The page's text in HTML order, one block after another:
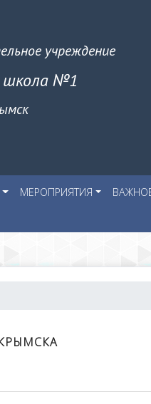
учреждение
школа №1
МЕРОПРИЯТИЯ